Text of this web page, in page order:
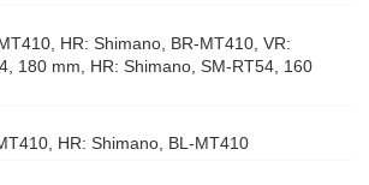
HR: Shimano, BR-MT410, VR:
180 mm, HR: Shimano, SM-RT54, 160
HR: Shimano, BL-MT410